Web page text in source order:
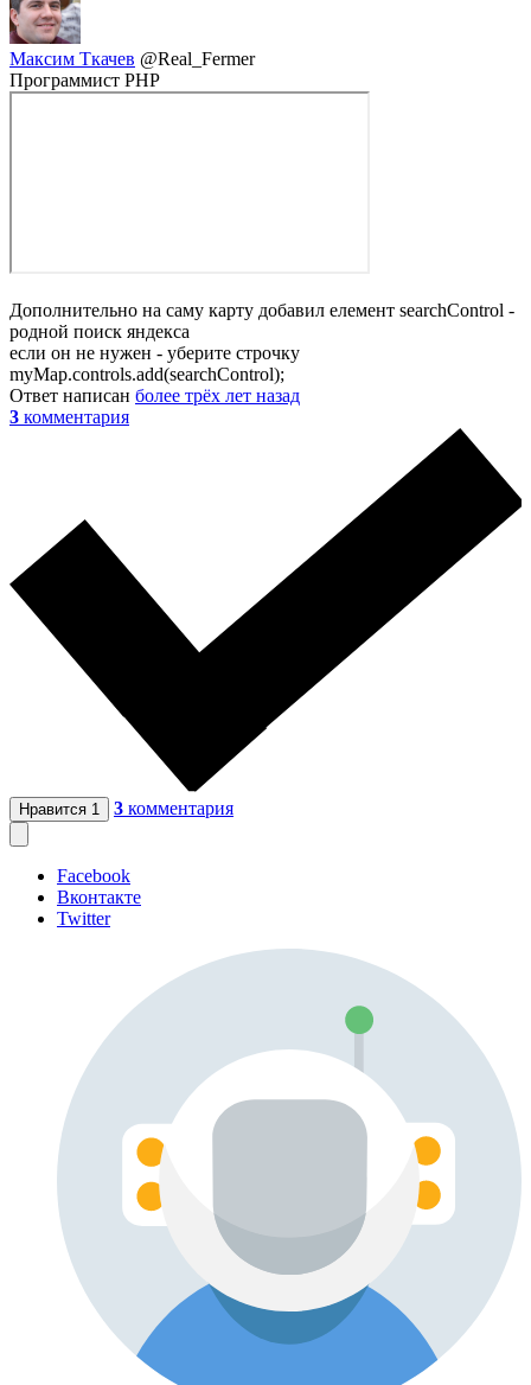
Максим Ткачев @Real_Fermer
Программист PHP
Дополнительно на саму карту добавил елемент searchControl -
родной поиск яндекса
если он не нужен - уберите строчку
myMap.controls.add(searchControl);
Ответ написан более трёх лет назад
3 комментария
Нравится 1 3 комментария
Facebook
Вконтакте
Twitter